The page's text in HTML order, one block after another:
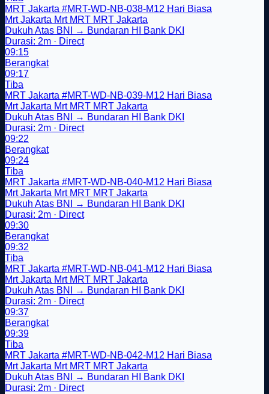
MRT Jakarta #MRT-WD-NB-038-M12 Hari Biasa
Mrt Jakarta Mrt MRT MRT Jakarta
Dukuh Atas BNI → Bundaran HI Bank DKI
Durasi: 2m · Direct
09:15
Berangkat
09:17
Tiba
MRT Jakarta #MRT-WD-NB-039-M12 Hari Biasa
Mrt Jakarta Mrt MRT MRT Jakarta
Dukuh Atas BNI → Bundaran HI Bank DKI
Durasi: 2m · Direct
09:22
Berangkat
09:24
Tiba
MRT Jakarta #MRT-WD-NB-040-M12 Hari Biasa
Mrt Jakarta Mrt MRT MRT Jakarta
Dukuh Atas BNI → Bundaran HI Bank DKI
Durasi: 2m · Direct
09:30
Berangkat
09:32
Tiba
MRT Jakarta #MRT-WD-NB-041-M12 Hari Biasa
Mrt Jakarta Mrt MRT MRT Jakarta
Dukuh Atas BNI → Bundaran HI Bank DKI
Durasi: 2m · Direct
09:37
Berangkat
09:39
Tiba
MRT Jakarta #MRT-WD-NB-042-M12 Hari Biasa
Mrt Jakarta Mrt MRT MRT Jakarta
Dukuh Atas BNI → Bundaran HI Bank DKI
Durasi: 2m · Direct